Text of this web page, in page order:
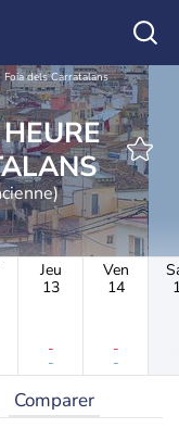
Foia dels Carratalans
Jeu
13
-
-
Ven
14
-
-
Comparer